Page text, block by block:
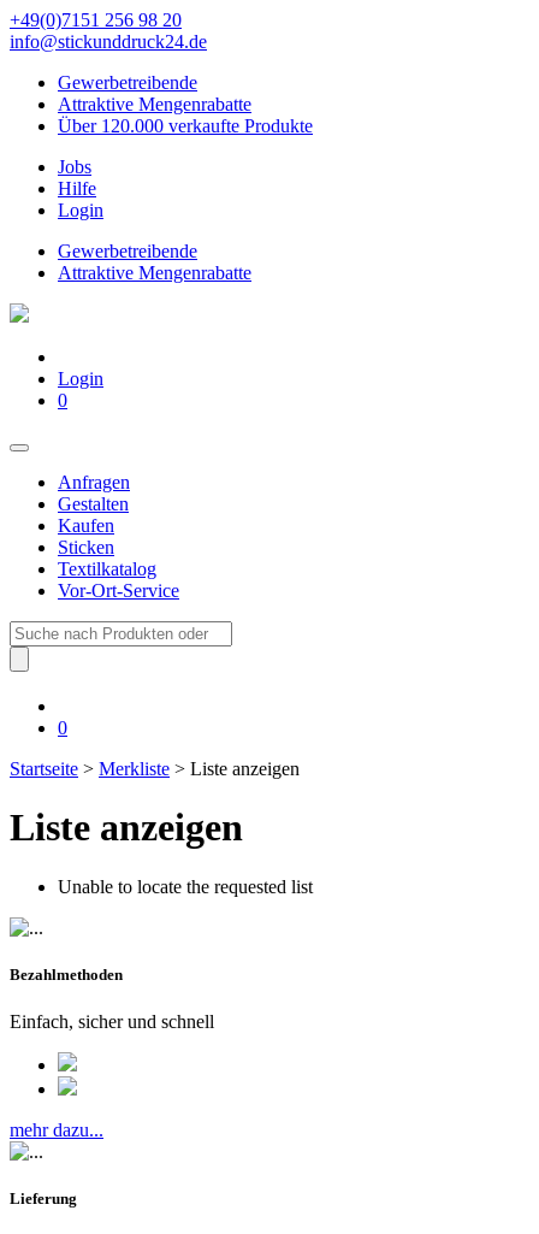
+49(0)7151 256 98 20‬
info@stickunddruck24.de
Gewerbetreibende
Attraktive Mengenrabatte
Über 120.000 verkaufte Produkte
Jobs
Hilfe
Login
Gewerbetreibende
Attraktive Mengenrabatte
Login
0
Anfragen
Gestalten
Kaufen
Sticken
Textilkatalog
Vor-Ort-Service
Suche
nach:
0
Startseite > Merkliste > Liste anzeigen
Liste anzeigen
Unable to locate the requested list
Bezahlmethoden
Einfach, sicher und schnell
mehr dazu...
Lieferung